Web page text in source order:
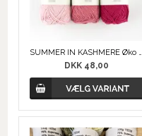
SUMMER IN KASHMERE Øko Bomuld og Kashmir
DKK 48,00